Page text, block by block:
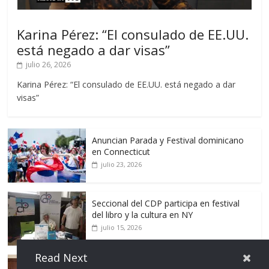
Karina Pérez: “El consulado de EE.UU.
está negado a dar visas”
julio 26, 2026
Karina Pérez: “El consulado de EE.UU. está negado a dar
visas”
Anuncian Parada y Festival dominicano
en Connecticut
julio 23, 2026
Seccional del CDP participa en festival
del libro y la cultura en NY
julio 15, 2026
Read Next